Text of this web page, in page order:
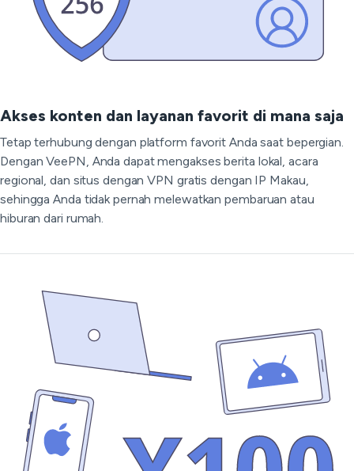
Akses konten dan layanan favorit di mana saja
Tetap terhubung dengan platform favorit Anda saat bepergian.
Dengan VeePN, Anda dapat mengakses berita lokal, acara
regional, dan situs dengan VPN gratis dengan IP Makau,
sehingga Anda tidak pernah melewatkan pembaruan atau
hiburan dari rumah.